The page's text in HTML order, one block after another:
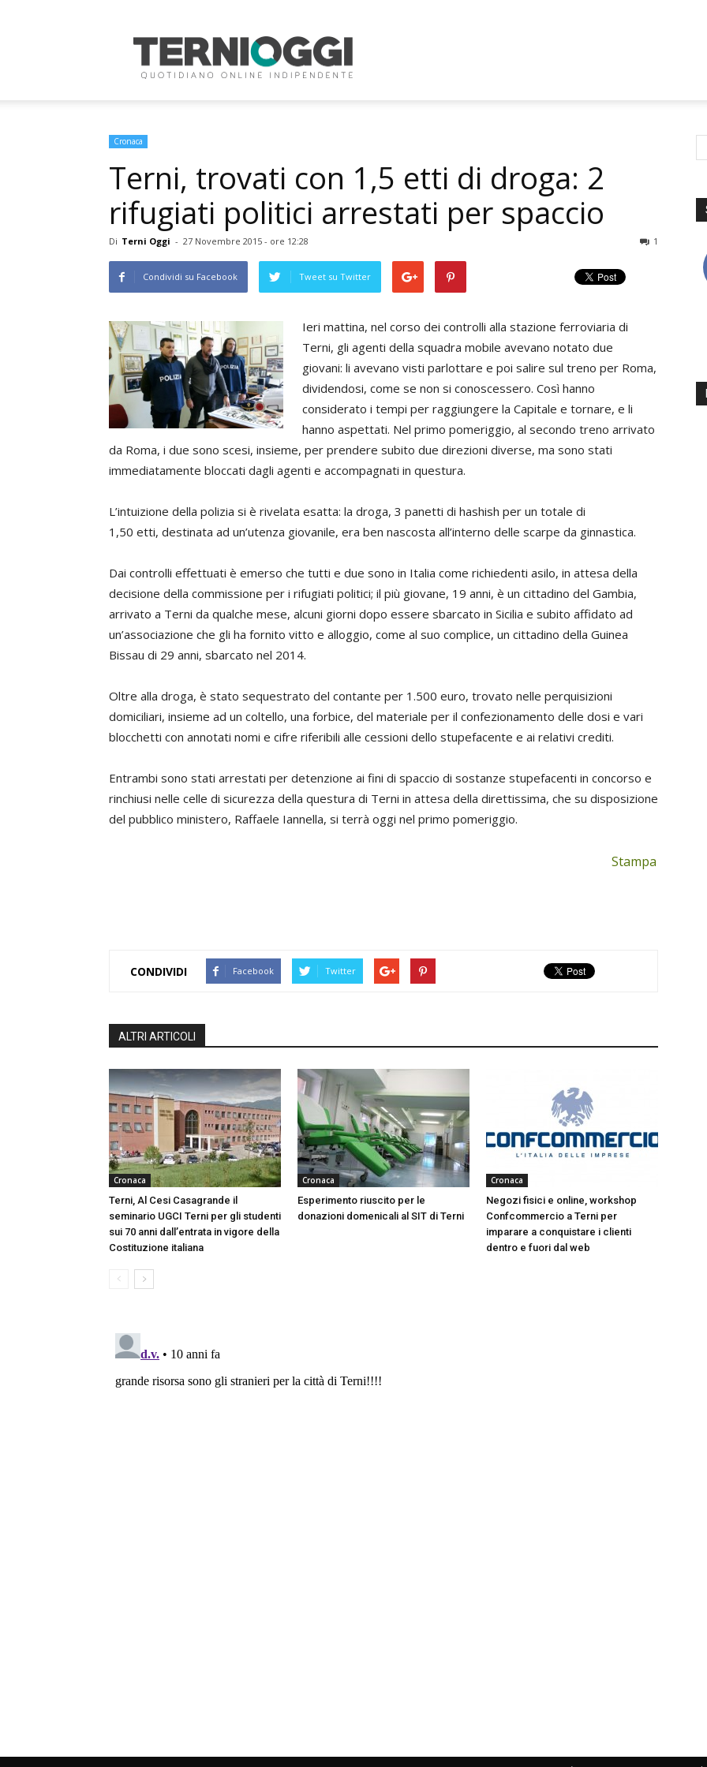
Oggi
Cronaca
Terni, trovati con 1,5 etti di droga: 2
rifugiati politici arrestati per spaccio
Di Terni Oggi - 27 Novembre 2015 - ore 12:28 1
Condividi su Facebook Tweet su Twitter
Ieri mattina, nel corso dei controlli alla stazione ferroviaria di
Terni, gli agenti della squadra mobile avevano notato due
giovani: li avevano visti parlottare e poi salire sul treno per Roma,
dividendosi, come se non si conoscessero. Così hanno
considerato i tempi per raggiungere la Capitale e tornare, e li
hanno aspettati. Nel primo pomeriggio, al secondo treno arrivato
da Roma, i due sono scesi, insieme, per prendere subito due direzioni diverse, ma sono stati
immediatamente bloccati dagli agenti e accompagnati in questura.
L’intuizione della polizia si è rivelata esatta: la droga, 3 panetti di hashish per un totale di
1,50 etti, destinata ad un’utenza giovanile, era ben nascosta all’interno delle scarpe da ginnastica.
Dai controlli effettuati è emerso che tutti e due sono in Italia come richiedenti asilo, in attesa della
decisione della commissione per i rifugiati politici; il più giovane, 19 anni, è un cittadino del Gambia,
arrivato a Terni da qualche mese, alcuni giorni dopo essere sbarcato in Sicilia e subito affidato ad
un’associazione che gli ha fornito vitto e alloggio, come al suo complice, un cittadino della Guinea
Bissau di 29 anni, sbarcato nel 2014.
Oltre alla droga, è stato sequestrato del contante per 1.500 euro, trovato nelle perquisizioni
domiciliari, insieme ad un coltello, una forbice, del materiale per il confezionamento delle dosi e vari
blocchetti con annotati nomi e cifre riferibili alle cessioni dello stupefacente e ai relativi crediti.
Entrambi sono stati arrestati per detenzione ai fini di spaccio di sostanze stupefacenti in concorso e
rinchiusi nelle celle di sicurezza della questura di Terni in attesa della direttissima, che su disposizione
del pubblico ministero, Raffaele Iannella, si terrà oggi nel primo pomeriggio.
Stampa
CONDIVIDI Facebook Twitter
ALTRI ARTICOLI
Cronaca
Terni, Al Cesi Casagrande il
seminario UGCI Terni per gli studenti
sui 70 anni dall’entrata in vigore della
Costituzione italiana
Cronaca
Esperimento riuscito per le
donazioni domenicali al SIT di Terni
Cronaca
Negozi fisici e online, workshop
Confcommercio a Terni per
imparare a conquistare i clienti
dentro e fuori dal web